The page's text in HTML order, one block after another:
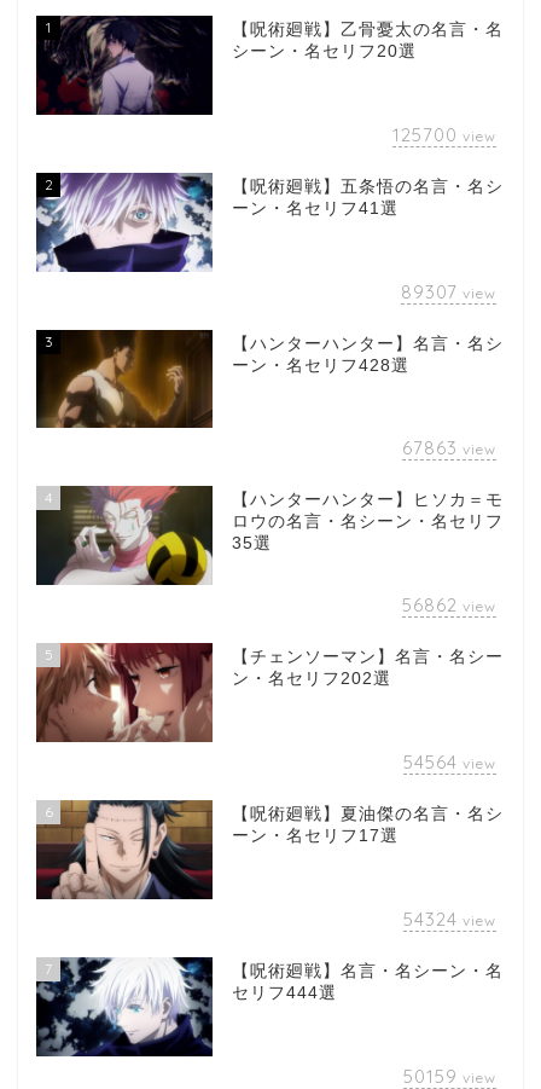
1
【呪術廻戦】乙骨憂太の名言・名
シーン・名セリフ20選
125700 view
2
【呪術廻戦】五条悟の名言・名シ
ーン・名セリフ41選
89307 view
3
【ハンターハンター】名言・名シ
ーン・名セリフ428選
67863 view
4
【ハンターハンター】ヒソカ＝モ
ロウの名言・名シーン・名セリフ
35選
56862 view
5
【チェンソーマン】名言・名シー
ン・名セリフ202選
54564 view
6
【呪術廻戦】夏油傑の名言・名シ
ーン・名セリフ17選
54324 view
7
【呪術廻戦】名言・名シーン・名
セリフ444選
50159 view